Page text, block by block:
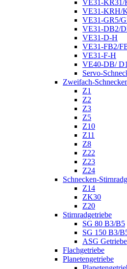
VE31-KR31/
VE31-KRH/
VE31-GR5/
VE31-DB2/
VE31-D-H
VE31-FB2/
VE31-F-H
VE40-DB/
Servo-
Zweifach-
Z1
Z2
Z3
Z5
Z10
Z11
Z8
Z22
Z23
Z24
Schnecken-
Z14
ZK30
Z20
Stirnradgetriebe
SG 80 B3/B5
SG 150 B3/
ASG Getriebe
Flachgetriebe
Planetengetriebe